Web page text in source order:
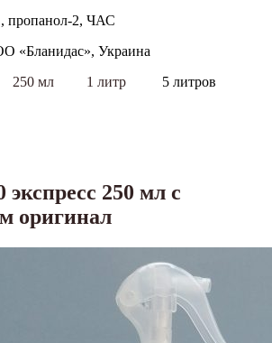
пропанол-2, ЧАС
«Бланидас», Украина
250 мл 1 литр 5 литров
250 мл с
оригинал